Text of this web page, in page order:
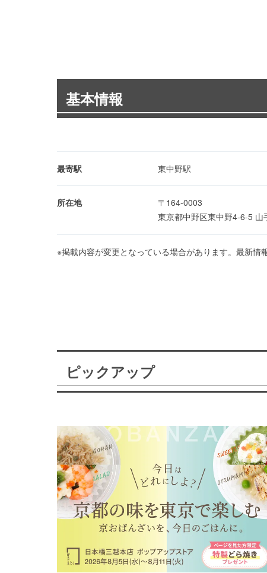
基本情報
最寄駅 東中野駅
所在地
〒164-0003
東京都中野区東中野4-6-5 山
※掲載内容が変更となっている場合があります。最新情
ピックアップ